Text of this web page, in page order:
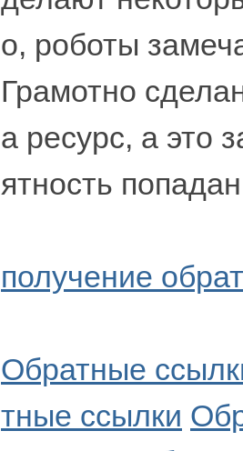
о, роботы
Грамотно
а ресурс, а это
ятность
получение
Обратные
тные ссылки